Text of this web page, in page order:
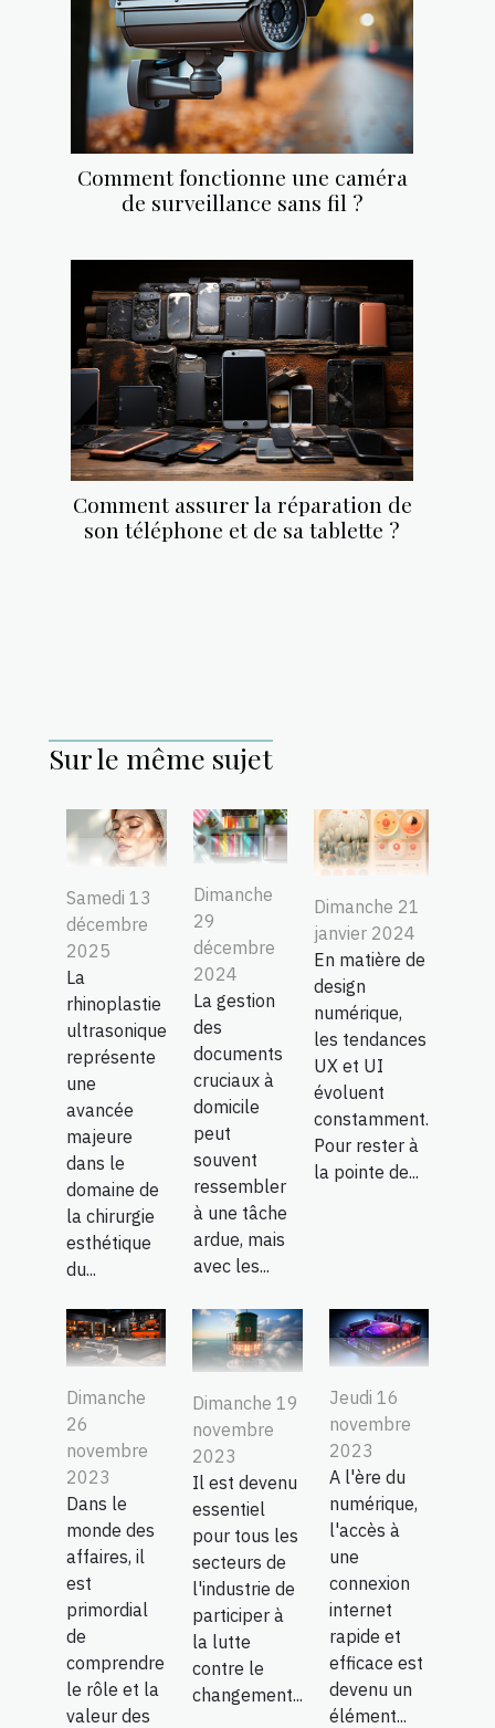
Comment fonctionne une caméra
de surveillance sans fil ?
Comment assurer la réparation de
son téléphone et de sa tablette ?
Sur le même sujet
Samedi 13
décembre
2025
La
rhinoplastie
ultrasonique
représente
une
avancée
majeure
dans le
domaine de
la chirurgie
esthétique
du...
Dimanche
29
décembre
2024
La gestion
des
documents
cruciaux à
domicile
peut
souvent
ressembler
à une tâche
ardue, mais
avec les...
Dimanche 21
janvier 2024
En matière de
design
numérique,
les tendances
UX et UI
évoluent
constamment.
Pour rester à
la pointe de...
Dimanche
26
novembre
2023
Dans le
monde des
affaires, il
est
primordial
de
comprendre
le rôle et la
valeur des
Dimanche 19
novembre
2023
Il est devenu
essentiel
pour tous les
secteurs de
l'industrie de
participer à
la lutte
contre le
changement...
Jeudi 16
novembre
2023
A l'ère du
numérique,
l'accès à
une
connexion
internet
rapide et
efficace est
devenu un
élément...